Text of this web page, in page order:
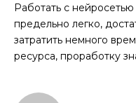
Работать с
предельно легко,
затратить немного
ресурса, проработку